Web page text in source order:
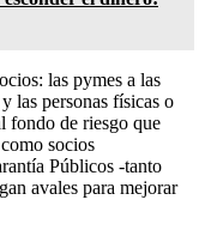
las pymes a las
las personas físicas o
fondo de riesgo que
socios
Públicos -tanto
avales para mejorar